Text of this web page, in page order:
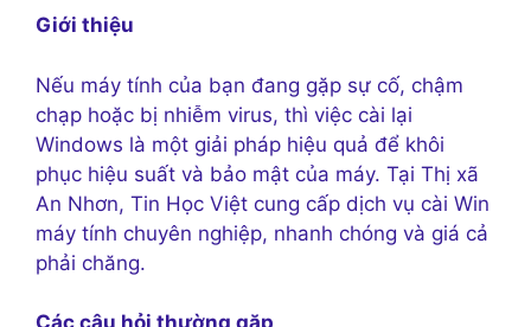
Giới thiệu
Nếu máy tính của bạn đang gặp sự cố, chậm
chạp hoặc bị nhiễm virus, thì việc cài lại
Windows là một giải pháp hiệu quả để khôi
phục hiệu suất và bảo mật của máy. Tại Thị xã
An Nhơn, Tin Học Việt cung cấp dịch vụ cài Win
máy tính chuyên nghiệp, nhanh chóng và giá cả
phải chăng.